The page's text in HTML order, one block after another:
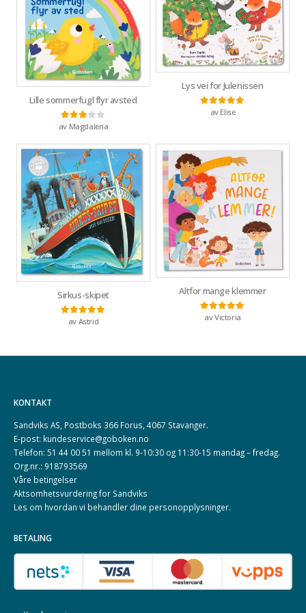
Lille sommerfugl flyr avsted
Vurdert3av 5
av Magdalena
Lys vei for Julenissen
Vurdert5
av Elise
Sirkus-skipet
Vurdert5
av Astrid
Altfor mange klemmer
Vurdert5av 5
av Victoria
KONTAKT
Sandviks AS, Postboks 366 Forus, 4067 Stavanger.
E-post: kundeservice@goboken.no
Telefon: 51 44 00 51 mellom kl. 9-10:30 og 11:30-15 mandag – fredag.
Org.nr.: 918793569
Våre betingelser
Aktsomhetsvurdering for Sandviks
Les om hvordan vi behandler dine personopplysninger.
BETALING